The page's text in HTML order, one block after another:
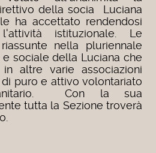
della socia Luciana
ha accettato rendendosi
istituzionale. Le
nella pluriennale
sociale della Luciana che
altre varie associazioni
puro e attivo volontariato
Con la sua
tutta la Sezione troverà